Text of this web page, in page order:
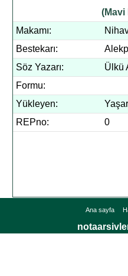
Makamı:
Bestekarı:
Söz Yazarı:
Ülkü
Formu:
Yükleyen:
REPno:
0
Ana sayfa